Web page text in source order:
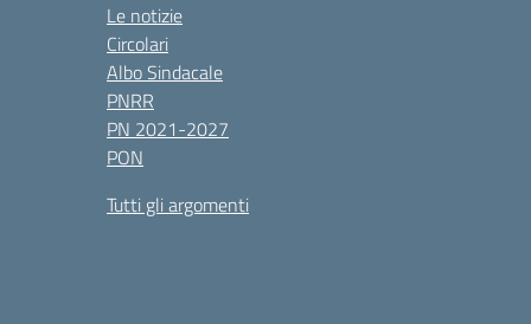
Le notizie
Circolari
Albo Sindacale
PNRR
PN 2021-2027
PON
Tutti gli argomenti